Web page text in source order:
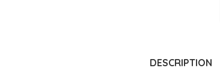
DESCRIPTION